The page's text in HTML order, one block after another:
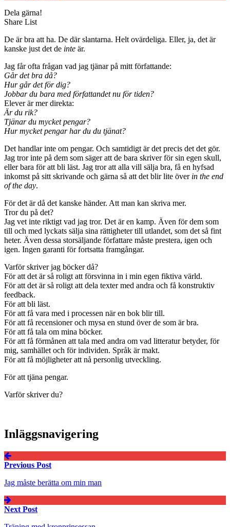
Dela gärna!
Share List
De är bra att ha. De där slantarna. Helt ovärdeliga. Eller, ja, det är
kanske just det de inte är.
Jag får ofta frågan vad jag tjänar på mitt författande:
Går det bra då?
Hur går det för dig?
Jobbar du bara med författandet nu för tiden?
Elever är mer direkta:
Är du rik?
Tjänar du mycket pengar?
Hur mycket pengar har du du tjänat?
Det handlar inte om pengar. Och samtidigt är det precis det det gör.
Jag tror inte på dem som säger att de bara skriver för sin egen skull,
eller bara för att bli läst. Jag tror att alla vill sälja bra, få en hyfsad
inkomst på sitt skrivande och gärna så att det blir lite över in the end
of the day.
För det är då det kanske händer. Att man kan skriva mer.
Tror du på det?
Jag vet inte riktigt vad jag tror. Det är en kamp. Även för dem som
till och med lyckats sälja sina rättigheter till utlandet, som det så fint
heter. Även dessa storsäljande författare måste prestera, igen och
igen. Ingen garanti för fortsatta framgångar.
Varför skriver jag böcker då?
För att det är så roligt att försvinna in i min egen fiktiva värld.
För att det är så roligt att dela texter med andra och få konstruktiv
feedback.
För att bli läst.
För att få vara med i processen när en bok blir till.
För att få recensioner och mysa en stund över de som är bra.
För att få tala om mina böcker.
För att få förmånen att tala med andra om vad litteratur betyder, för
mig, samhället och för individen. Språk är makt.
För att få möjligheter att nå personlig utveckling.
För att tjäna pengar.
Varför skriver du?
Inläggsnavigering
Previous Post
Jag måste berätta om min man
Next Post